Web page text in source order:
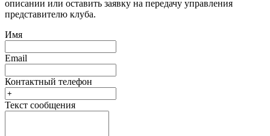
описании или оставить заявку на передачу управления
представителю клуба.
Имя
Email
Контактный телефон
Текст сообщения